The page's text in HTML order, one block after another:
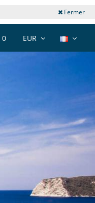
Fermer
EUR
0